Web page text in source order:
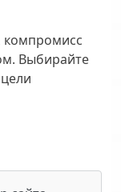
компромисс
Выбирайте